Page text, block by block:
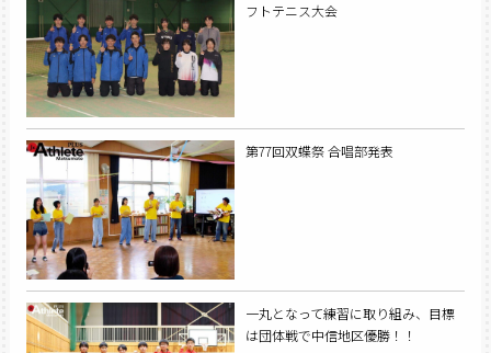
フトテニス大会
第77回双蝶祭 合唱部発表
一丸となって練習に取り組み、目標
は団体戦で中信地区優勝！！